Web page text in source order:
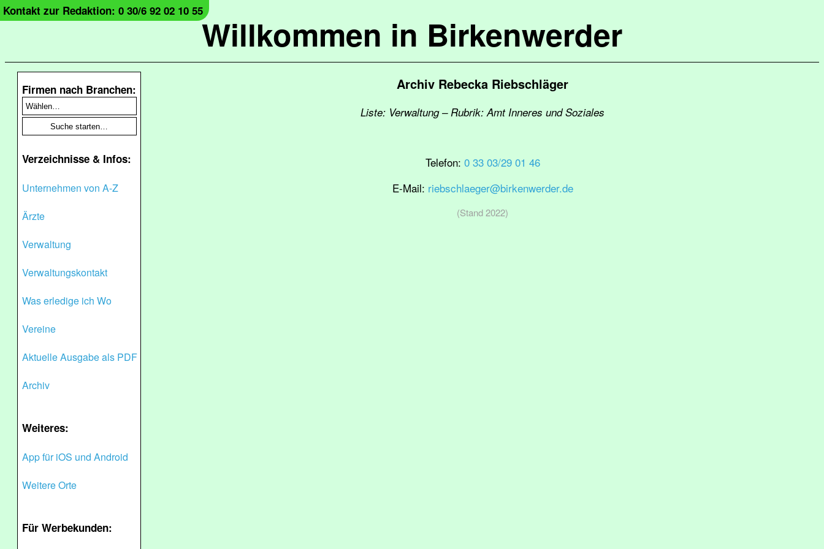
Willkommen in Birkenwerder
Kontakt zur Redaktion: 0 30/6 92 02 10 55
Firmen nach Branchen:
Verzeichnisse & Infos:
Unternehmen von A-Z
Ärzte
Verwaltung
Verwaltungskontakt
Was erledige ich Wo
Vereine
Aktuelle Ausgabe als PDF
Archiv
Weiteres:
App für iOS und Android
Weitere Orte
Für Werbekunden:
Archiv Rebecka Riebschläger
Liste: Verwaltung – Rubrik: Amt Inneres und Soziales
Telefon: 0 33 03/29 01 46
E-Mail: riebschlaeger@birkenwerder.de
(Stand 2022)